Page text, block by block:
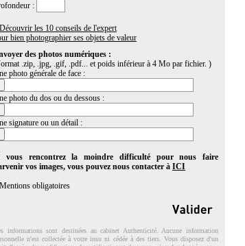
:
les 10 conseils de l'expert
bien photographier ses objets de valeur
des photos numériques :
.zip, .jpg, .gif, .pdf... et poids inférieur à 4 Mo par fichier. )
photo générale de face :
photo du dos ou du dessous :
signature ou un détail :
vous rencontrez la moindre difficulté pour nous faire
vos images, vous pouvez nous contacter à ICI
obligatoires
informations sont destinées au cabinet Authenticité. Aucune information
n'est collectée à votre insu ni cédée à des tiers. Vous disposez d'un